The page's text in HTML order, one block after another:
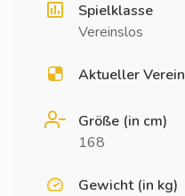
Spielklasse
Vereinslos
Aktueller Verein
Größe (in cm)
168
Gewicht (in kg)